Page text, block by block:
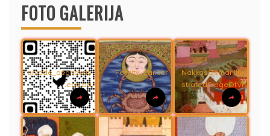
FOTO GALERIJA
qrcode_osonakas
.edu.ba
Felicity_Cancer
NakkasOsmanIllu
stratedSiegeOfVi
enna